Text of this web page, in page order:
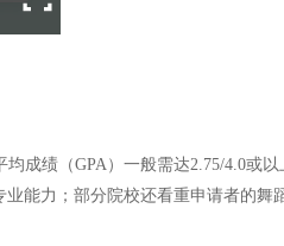
成绩（GPA）一般需达2.75/4.0或
能力；部分院校还看重申请者的舞